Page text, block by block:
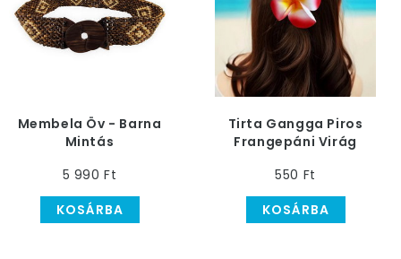
Membela Öv - Barna
Mintás
5 990 Ft
KOSÁRBA
Tirta Gangga Piros
Frangepáni Virág
550 Ft
KOSÁRBA